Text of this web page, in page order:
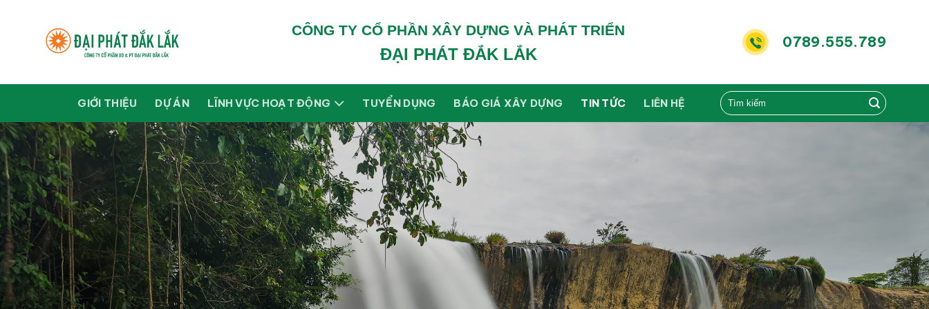
CÔNG TY CỔ PHẦN XÂY DỰNG VÀ PHÁT TRIỂN
ĐẠI PHÁT ĐẮK LẮK
0789.555.789
GIỚI THIỆU DỰ ÁN LĨNH VỰC HOẠT ĐỘNG TUYỂN DỤNG BÁO GIÁ XÂY DỰNG TIN TỨC LIÊN HỆ